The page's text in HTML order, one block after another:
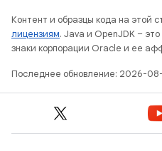
Контент и образцы кода на этой
лицензиям. Java и OpenJDK –
знаки корпорации Oracle и ее
Последнее обновление: 2026-